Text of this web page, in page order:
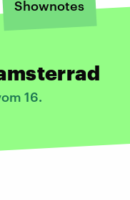
Shownotes
16.